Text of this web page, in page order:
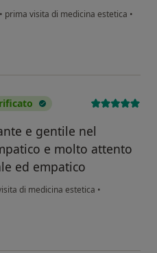
• prima visita di medicina estetica •
e gentile nel
e molto attento
ed empatico
di medicina estetica •